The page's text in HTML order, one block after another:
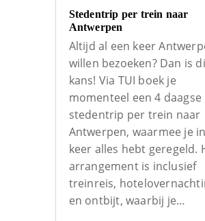
Stedentrip per trein naar
Antwerpen
Altijd al een keer
willen bezoeken? Dan is
kans! Via TUI boek je
momenteel een 4 daagse
stedentrip per trein naar
Antwerpen, waarmee je
keer alles hebt geregeld.
arrangement is inclusief
treinreis,
en ontbijt, waarbij je…